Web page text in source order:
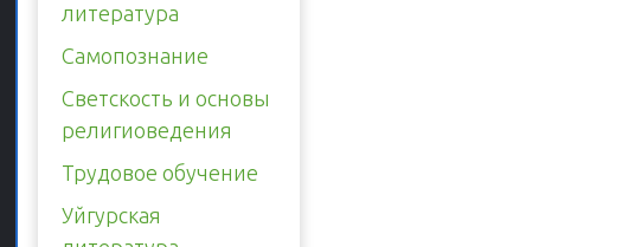
литература
Самопознание
Светскость и основы
религиоведения
Трудовое обучение
Уйгурская